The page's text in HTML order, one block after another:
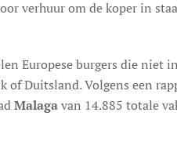
verhuur om de koper in
Europese burgers die niet
of Duitsland. Volgens een
Malagavan 14.885 totale